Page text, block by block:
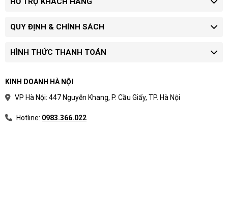
QUY ĐỊNH & CHÍNH SÁCH
HÌNH THỨC THANH TOÁN
KINH DOANH HÀ NỘI
VP Hà Nội: 447 Nguyễn Khang, P. Cầu Giấy, TP. Hà Nội
Hotline: 0983.366.022